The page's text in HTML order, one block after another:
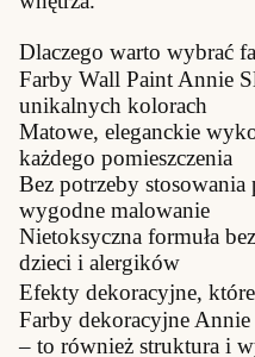
Dlaczego warto wybrać
Farby Wall Paint Annie
unikalnych kolorach
Matowe, eleganckie
każdego pomieszczenia
Bez potrzeby stosowania
wygodne malowanie
Nietoksyczna formuła
dzieci i alergików
Efekty dekoracyjne,
Farby dekoracyjne
– to również struktura i